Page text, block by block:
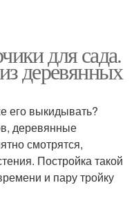
для сада.
деревянных
его выкидывать?
деревянные
смотрятся,
Постройка такой
и пару тройку